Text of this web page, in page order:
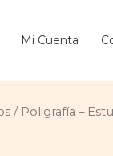
Mi Cuenta
/ Poligrafía –
Rango